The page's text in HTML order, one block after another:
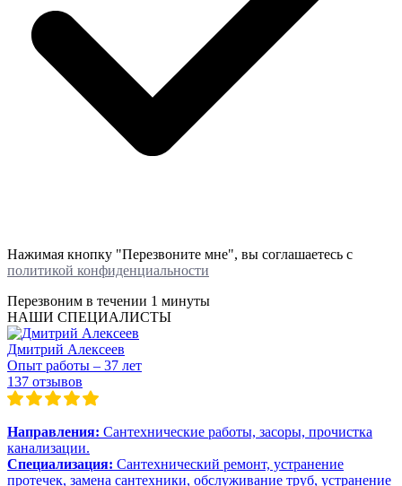
Нажимая кнопку "Перезвоните мне", вы соглашаетесь с
политикой конфиденциальности
Перезвоним в течении 1 минуты
НАШИ СПЕЦИАЛИСТЫ
Дмитрий Алексеев
Опыт работы – 37 лет
137 отзывов
Направления: Сантехнические работы, засоры, прочистка
канализации.
Специализация: Сантехнический ремонт, устранение
протечек, замена сантехники, обслуживание труб, устранение